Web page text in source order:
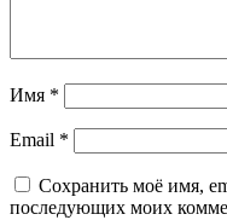
Имя *
Email *
Сохранить моё имя,
последующих моих